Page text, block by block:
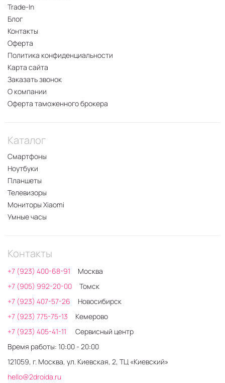
Trade-In
Блог
Контакты
Оферта
Политика конфиденциальности
Карта сайта
Заказать звонок
О компании
Оферта таможенного брокера
Каталог
Смартфоны
Ноутбуки
Планшеты
Телевизоры
Мониторы Xiaomi
Умные часы
Контакты
+7 (923) 400-68-91
Москва
+7 (905) 992-20-00
Томск
+7 (923) 407-57-26
Новосибирск
+7 (923) 775-75-13
Кемерово
+7 (923) 405-41-11
Сервисный центр
Время работы: 10:00 - 20:00
121059, г. Москва, ул. Киевская, 2, ТЦ «Киевский»
hello@2droida.ru